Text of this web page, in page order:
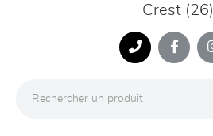
Crest (26)